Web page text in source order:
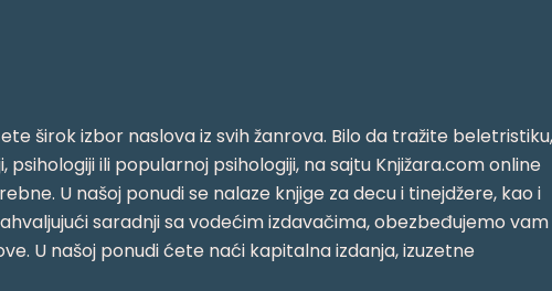
širok izbor naslova iz svih žanrova. Bilo da tražite beletristiku,
ili popularnoj psihologiji, na sajtu Knjižara.com online
U našoj ponudi se nalaze knjige za decu i tinejdžere, kao i
saradnji sa vodećim izdavačima, obezbeđujemo vam
U našoj ponudi ćete naći kapitalna izdanja, izuzetne